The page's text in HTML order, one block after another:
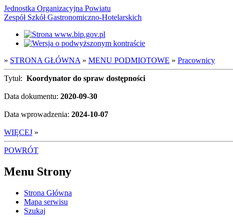
Jednostka Organizacyjna Powiatu
Zespół Szkół Gastronomiczno-Hotelarskich
» STRONA GŁÓWNA » MENU PODMIOTOWE » Pracownicy
Tytuł: Koordynator do spraw dostępności
Data dokumentu: 2020-09-30
Data wprowadzenia: 2024-10-07
WIĘCEJ »
POWRÓT
Menu Strony
Strona Główna
Mapa serwisu
Szukaj